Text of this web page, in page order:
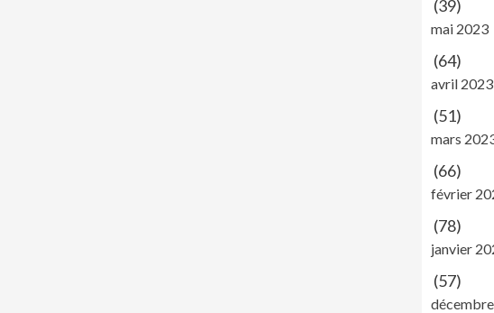
(39)
mai 2023
(64)
avril 2023
(51)
mars
(66)
février
(78)
janvier
(57)